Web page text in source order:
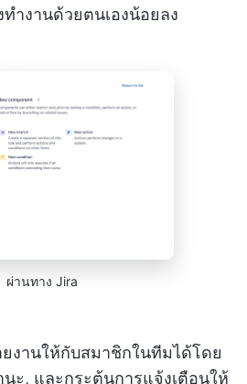
ำงานด้วยตนเองน้อยลง
ผ่านทาง Jira
งานให้กับสมาชิกในทีมได้โดย
ะ, และกระตุ้นการแจ้งเตือนให้